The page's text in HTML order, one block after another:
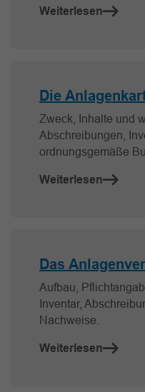
Weiterlesen
Die
Zweck, Inhalte und
Abschreibungen,
ordnungsgemäße
Weiterlesen
Das
Aufbau,
Inventar,
Nachweise.
Weiterlesen